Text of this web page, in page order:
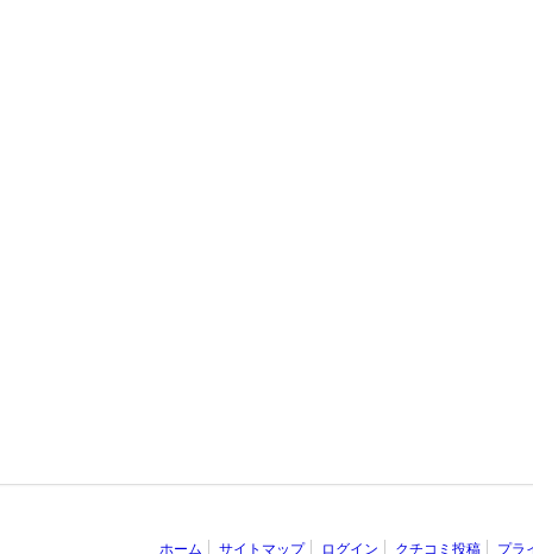
ホーム サイトマップ ログイン クチコミ投稿 プラ